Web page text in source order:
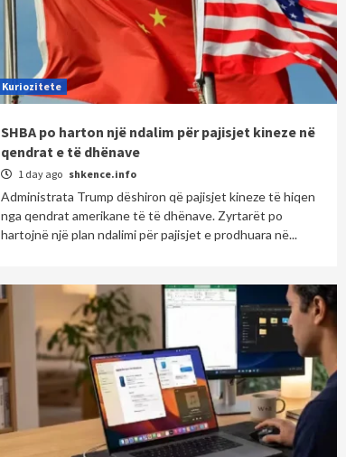
Kuriozitete
SHBA po harton një ndalim për pajisjet kineze në
qendrat e të dhënave
1 day ago shkence.info
Administrata Trump dëshiron që pajisjet kineze të hiqen
nga qendrat amerikane të të dhënave. Zyrtarët po
hartojnë një plan ndalimi për pajisjet e prodhuara në...